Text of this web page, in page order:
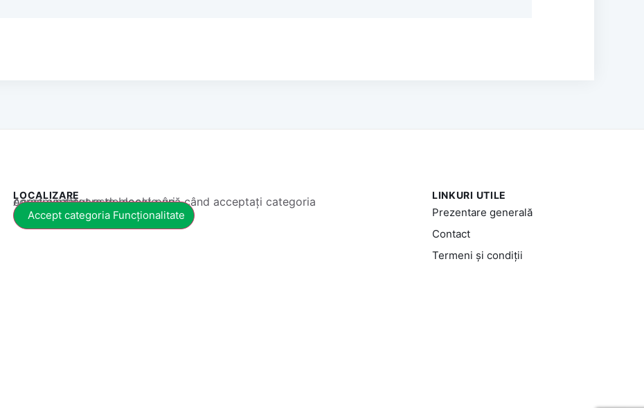
LOCALIZARE
Acest conținut este blocat până când acceptați categoria corespunzătoare de cookie-uri.
Accept categoria Funcționalitate
LINKURI UTILE
Prezentare generală
Contact
Termeni și condiții